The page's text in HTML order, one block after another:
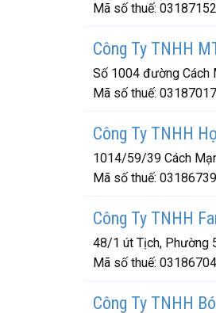
Mã số thuế:
Công Ty TNHH
Số 1004 đường Cách
Mã số thuế:
Công Ty TNHH
1014/59/39 Cách
Mã số thuế:
Công Ty TNHH
48/1 út Tịch, Phường
Mã số thuế:
Công Ty TNHH